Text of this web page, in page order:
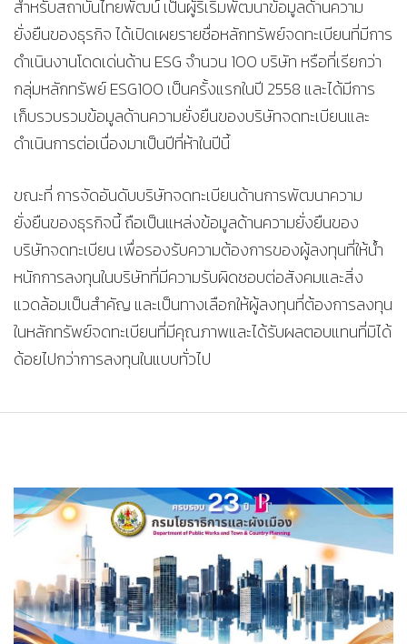
สำหรับสถาบันไทยพัฒน์ เป็นผู้ริเริ่มพัฒนาข้อมูลด้านความ
ยั่งยืนของธุรกิจ ได้เปิดเผยรายชื่อหลักทรัพย์จดทะเบียนที่มีการ
ดำเนินงานโดดเด่นด้าน ESG จำนวน 100 บริษัท หรือที่เรียกว่า
กลุ่มหลักทรัพย์ ESG100 เป็นครั้งแรกในปี 2558 และได้มีการ
เก็บรวบรวมข้อมูลด้านความยั่งยืนของบริษัทจดทะเบียนและ
ดำเนินการต่อเนื่องมาเป็นปีที่ห้าในปีนี้
ขณะที่ การจัดอันดับบริษัทจดทะเบียนด้านการพัฒนาความ
ยั่งยืนของธุรกิจนี้ ถือเป็นแหล่งข้อมูลด้านความยั่งยืนของ
บริษัทจดทะเบียน เพื่อรองรับความต้องการของผู้ลงทุนที่ให้น้ำ
หนักการลงทุนในบริษัทที่มีความรับผิดชอบต่อสังคมและสิ่ง
แวดล้อมเป็นสำคัญ และเป็นทางเลือกให้ผู้ลงทุนที่ต้องการลงทุน
ในหลักทรัพย์จดทะเบียนที่มีคุณภาพและได้รับผลตอบแทนที่มิได้
ด้อยไปกว่าการลงทุนในแบบทั่วไป